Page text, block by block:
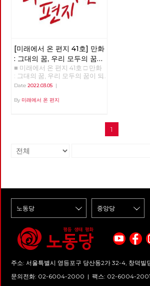
[미래에서 온 편지 41호] 만화
: 그대의 꿈, 우리 모두의 꿈이
되어
■ 미래에서 온 편지 41호 □ 만화
: 그대의 꿈, 우리 모두의 꿈이 되
어 >>>>>> 업로드 준비중
Date 2022.03.05 |
By 미래에서 온 편지
1
주소: 서울특별시 영등포구 당산동2가 32-4, 창덕빌
문의전화: 02-6004-2000 | 팩스: 02-6004-2001